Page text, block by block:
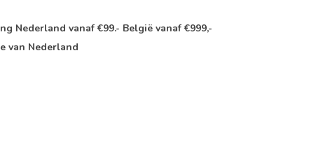
Nederland vanaf €99.- België vanaf €999,-
van Nederland